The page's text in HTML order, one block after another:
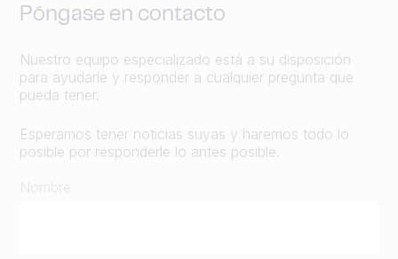
Póngase en contacto
Nuestro equipo especializado está a su disposición
para ayudarle y responder a cualquier pregunta que
pueda tener.
Esperamos tener noticias suyas y haremos todo lo
posible por responderle lo antes posible.
Nombre